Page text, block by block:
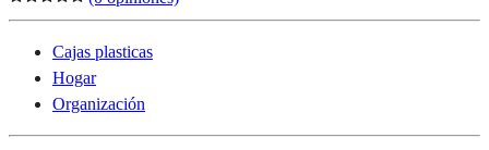
Cajas plasticas
Hogar
Organización